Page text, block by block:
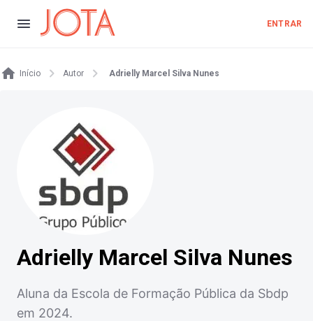
ENTRAR
Início Autor Adrielly Marcel Silva Nunes
Adrielly Marcel Silva Nunes
Aluna da Escola de Formação Pública da Sbdp
em 2024.